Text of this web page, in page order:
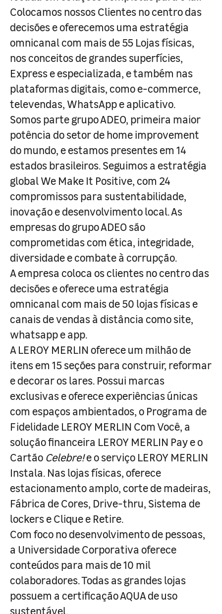
Colocamos nossos Clientes no centro das
decisões e oferecemos uma estratégia
omnicanal com mais de 55 Lojas físicas,
nos conceitos de grandes superfícies,
Express e especializada, e também nas
plataformas digitais, como e-commerce,
televendas, WhatsApp e aplicativo.
Somos parte grupo ADEO, primeira maior
potência do setor de home improvement
do mundo, e estamos presentes em 14
estados brasileiros. Seguimos a estratégia
global We Make It Positive, com 24
compromissos para sustentabilidade,
inovação e desenvolvimento local. As
empresas do grupo ADEO são
comprometidas com ética, integridade,
diversidade e combate à corrupção.
A empresa coloca os clientes no centro das
decisões e oferece uma estratégia
omnicanal com mais de 50 lojas físicas e
canais de vendas à distância como site,
whatsapp e app.
A LEROY MERLIN oferece um milhão de
itens em 15 seções para construir, reformar
e decorar os lares. Possui marcas
exclusivas e oferece experiências únicas
com espaços ambientados, o Programa de
Fidelidade LEROY MERLIN Com Você, a
solução financeira LEROY MERLIN Pay e o
Cartão Celebre!e o serviço LEROY MERLIN
Instala. Nas lojas físicas, oferece
estacionamento amplo, corte de madeiras,
Fábrica de Cores, Drive-thru, Sistema de
lockers e Clique e Retire.
Com foco no desenvolvimento de pessoas,
a Universidade Corporativa oferece
conteúdos para mais de 10 mil
colaboradores. Todas as grandes lojas
possuem a certificação AQUA de uso
sustentável.